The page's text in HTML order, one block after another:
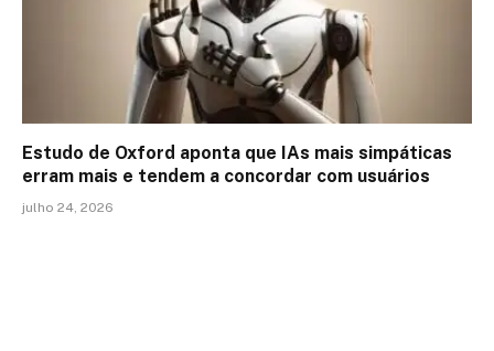
Estudo de Oxford aponta que IAs mais simpáticas
erram mais e tendem a concordar com usuários
julho 24, 2026